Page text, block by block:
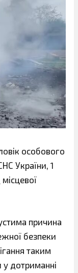
особового
України, 1
причина
безпеки
таким
у дотриманні